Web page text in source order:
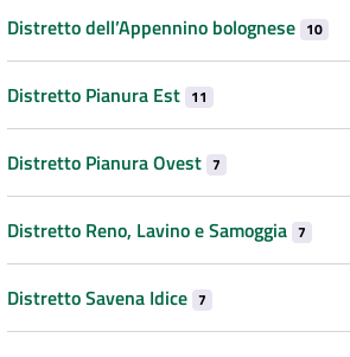
Distretto dell’Appennino bolognese 10
Distretto Pianura Est 11
Distretto Pianura Ovest 7
Distretto Reno, Lavino e Samoggia 7
Distretto Savena Idice 7